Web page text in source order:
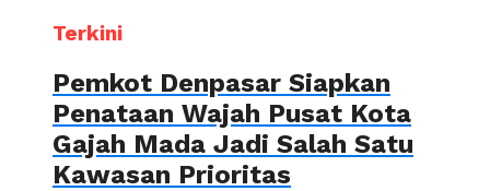
Terkini
Pemkot Denpasar Siapkan
Penataan Wajah Pusat Kota
Gajah Mada Jadi Salah Satu
Kawasan Prioritas